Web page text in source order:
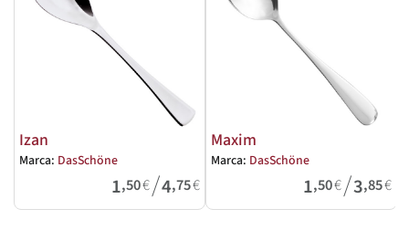
Izan
Marca: DasSchöne
1,50€/4,75€
Maxim
Marca: DasSchöne
1,50€/3,85€